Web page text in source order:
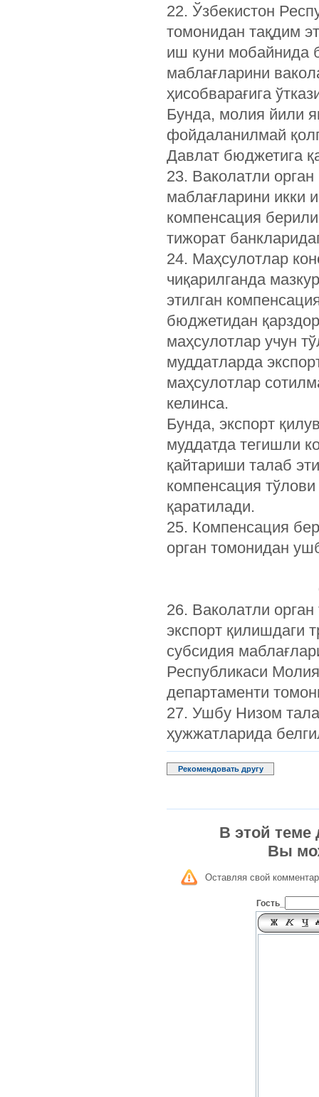
22. Ўзбекистон
томонидан тақдим
иш куни мобайнида
маблағларини
ҳисобварағига
Бунда, молия йили
фойдаланилмай
Давлат бюджетига
23. Ваколатли орган
маблағларини икки
компенсация
тижорат
24. Маҳсулотлар
чиқарилганда
этилган
бюджетидан
маҳсулотлар учун
муддатларда
маҳсулотлар
келинса.
Бунда, экспорт
муддатда тегишли
қайтариши талаб
компенсация тўлови
қаратилади.
25. Компенсация
орган томонидан
26. Ваколатли
экспорт қилишдаги
субсидия
Республикаси
департаменти
27. Ушбу Низом
ҳужжатларида
Рекомендовать другу
В этой теме
Вы
Оставляя свой
Гость_